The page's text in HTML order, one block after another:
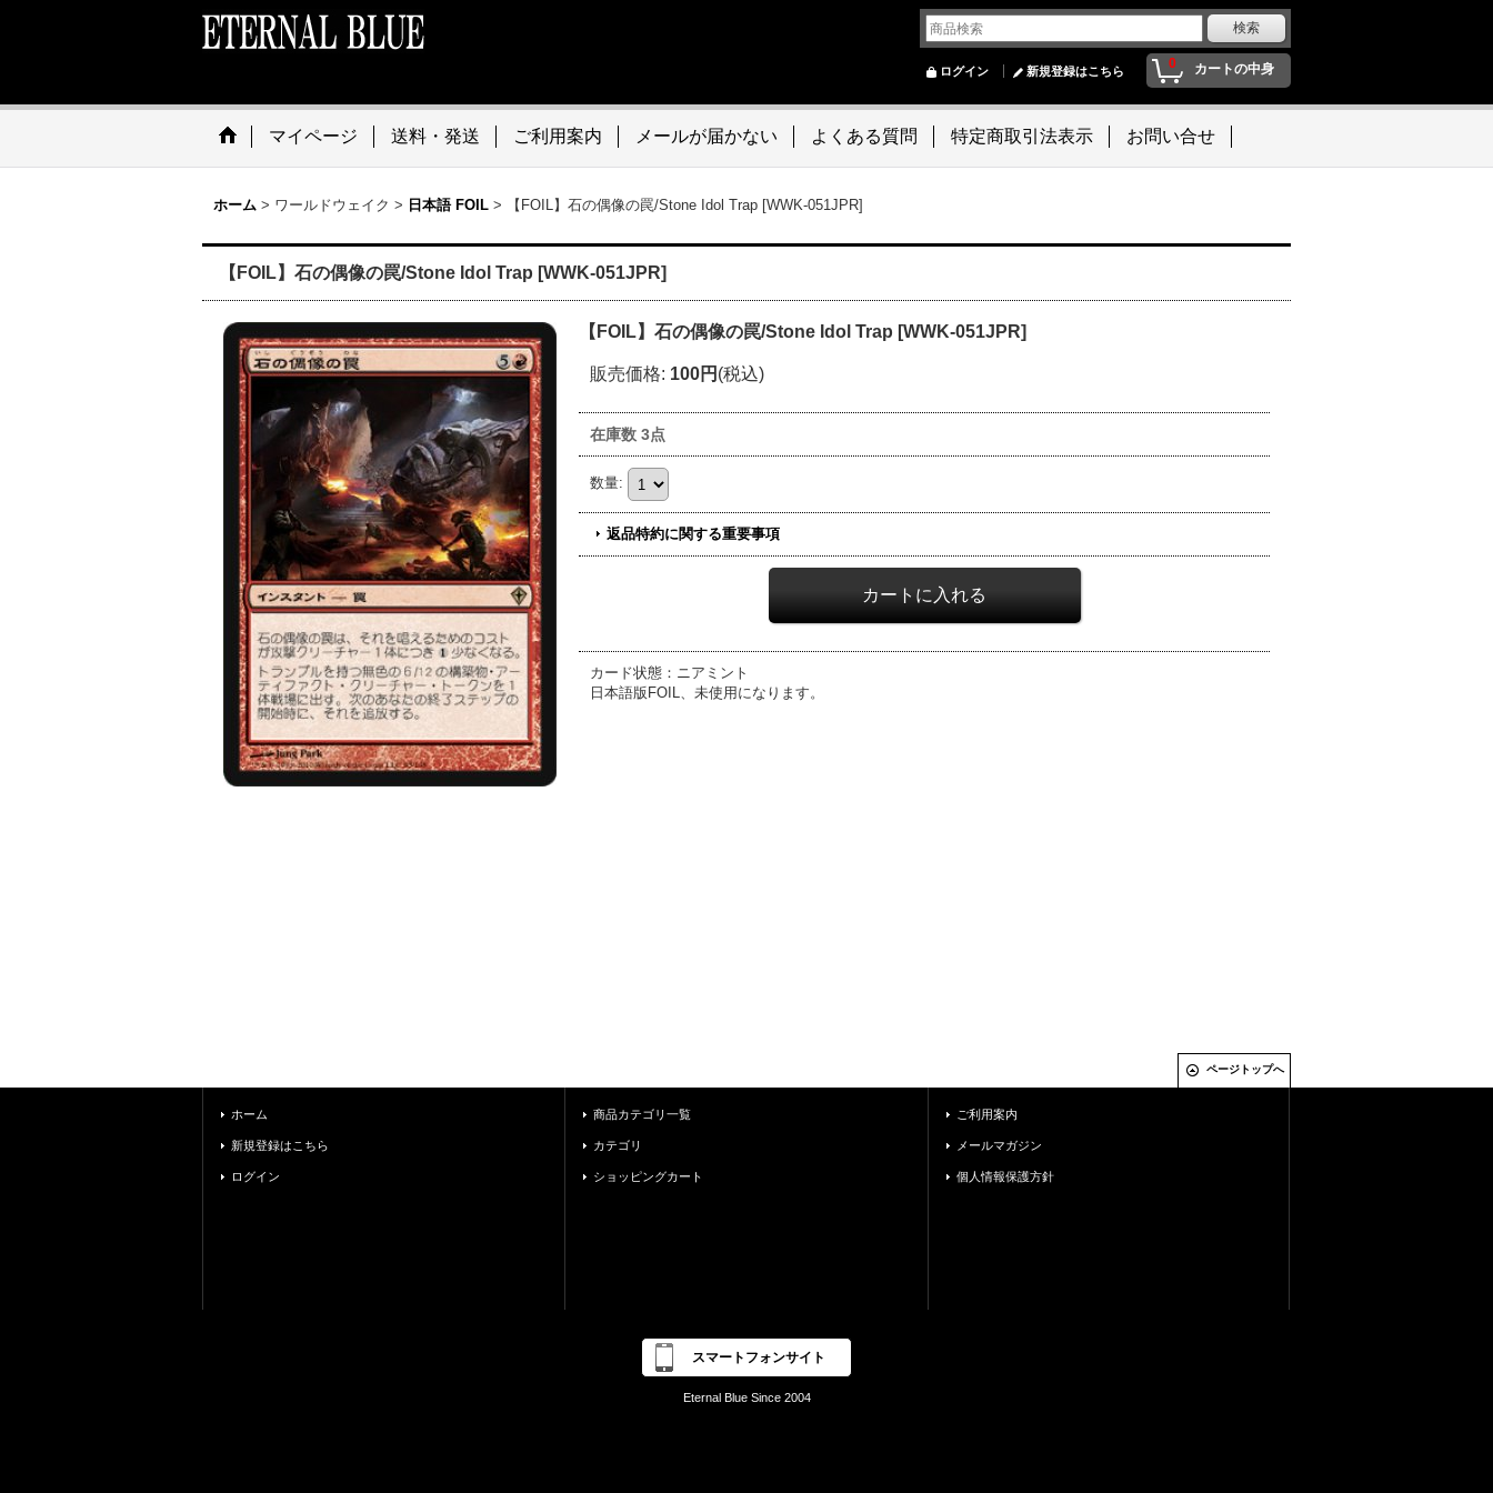
0 カートの中身
ログイン 新規登録はこちら
マイページ 送料・発送 ご利用案内 メールが届かない よくある質問 特定商取引法表示 お問い合せ
ホーム > ワールドウェイク > 日本語 FOIL > 【FOIL】石の偶像の罠/Stone Idol Trap [WWK-051JPR]
【FOIL】石の偶像の罠/Stone Idol Trap [WWK-051JPR]
【FOIL】石の偶像の罠/Stone Idol Trap [WWK-051JPR]
販売価格: 100円 (税込)
在庫数 3点
数量:
返品特約に関する重要事項
カード状態：ニアミント
日本語版FOIL、未使用になります。
ページトップへ
ホーム
新規登録はこちら
ログイン
商品カテゴリ一覧
カテゴリ
ショッピングカート
ご利用案内
メールマガジン
個人情報保護方針
スマートフォンサイト
Eternal Blue Since 2004